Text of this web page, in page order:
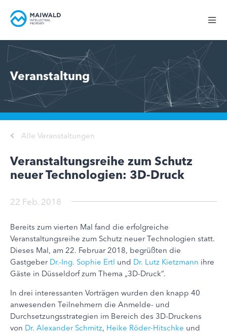
Veranstaltung
Alle Veranstaltungen
Veranstaltungsreihe zum Schutz
neuer Technologien: 3D-Druck
22 Feb. 2018
Bereits zum vierten Mal fand die erfolgreiche
Veranstaltungsreihe zum Schutz neuer Technologien statt.
Dieses Mal, am 22. Februar 2018, begrüßten die
Gastgeber Dr.-Ing. Sophie Ertl und Dr. Lutz Kietzmann ihre
Gäste in Düsseldorf zum Thema „3D-Druck“.
In drei interessanten Vorträgen wurden den knapp 40
anwesenden Teilnehmern die Anmelde- und
Durchsetzungsstrategien im Bereich des 3D-Druckens
von Dr. Alexander Schmitz, Heike Röder-Hitschke und